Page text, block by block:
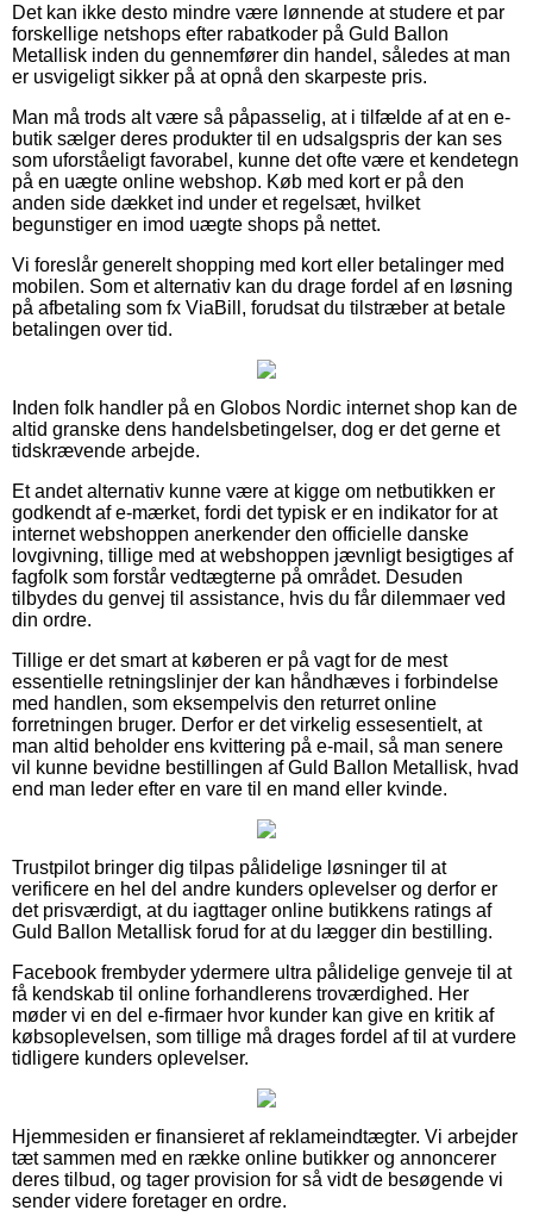
Det kan ikke desto mindre være lønnende at studere et par
forskellige netshops efter rabatkoder på Guld Ballon
Metallisk inden du gennemfører din handel, således at man
er usvigeligt sikker på at opnå den skarpeste pris.
Man må trods alt være så påpasselig, at i tilfælde af at en e-
butik sælger deres produkter til en udsalgspris der kan ses
som uforståeligt favorabel, kunne det ofte være et kendetegn
på en uægte online webshop. Køb med kort er på den
anden side dækket ind under et regelsæt, hvilket
begunstiger en imod uægte shops på nettet.
Vi foreslår generelt shopping med kort eller betalinger med
mobilen. Som et alternativ kan du drage fordel af en løsning
på afbetaling som fx ViaBill, forudsat du tilstræber at betale
betalingen over tid.
Inden folk handler på en Globos Nordic internet shop kan de
altid granske dens handelsbetingelser, dog er det gerne et
tidskrævende arbejde.
Et andet alternativ kunne være at kigge om netbutikken er
godkendt af e-mærket, fordi det typisk er en indikator for at
internet webshoppen anerkender den officielle danske
lovgivning, tillige med at webshoppen jævnligt besigtiges af
fagfolk som forstår vedtægterne på området. Desuden
tilbydes du genvej til assistance, hvis du får dilemmaer ved
din ordre.
Tillige er det smart at køberen er på vagt for de mest
essentielle retningslinjer der kan håndhæves i forbindelse
med handlen, som eksempelvis den returret online
forretningen bruger. Derfor er det virkelig essesentielt, at
man altid beholder ens kvittering på e-mail, så man senere
vil kunne bevidne bestillingen af Guld Ballon Metallisk, hvad
end man leder efter en vare til en mand eller kvinde.
Trustpilot bringer dig tilpas pålidelige løsninger til at
verificere en hel del andre kunders oplevelser og derfor er
det prisværdigt, at du iagttager online butikkens ratings af
Guld Ballon Metallisk forud for at du lægger din bestilling.
Facebook frembyder ydermere ultra pålidelige genveje til at
få kendskab til online forhandlerens troværdighed. Her
møder vi en del e-firmaer hvor kunder kan give en kritik af
købsoplevelsen, som tillige må drages fordel af til at vurdere
tidligere kunders oplevelser.
Hjemmesiden er finansieret af reklameindtægter. Vi arbejder
tæt sammen med en række online butikker og annoncerer
deres tilbud, og tager provision for så vidt de besøgende vi
sender videre foretager en ordre.